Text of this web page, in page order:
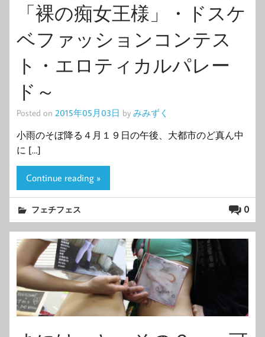
「裸の痴女王様」・ドスケ
ベファッションコンテス
ト・エロティカルパレー
ド～
Posted on 2015年05月03日 by みみずく
小雨のそぼ降る４月１９日の午後、大都市のど真ん中
に […]
Continue reading »
0
フェチフェス